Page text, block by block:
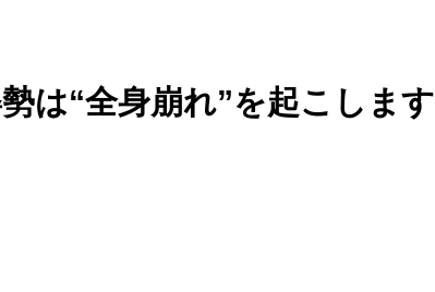
は“全身崩れ”を起こします